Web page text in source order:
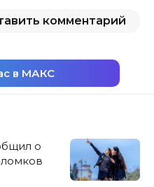
комментарий
в МАКС
о